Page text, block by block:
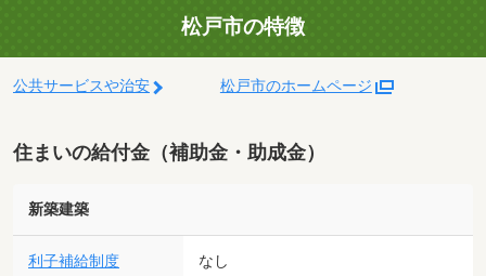
松戸市の特徴
公共サービスや治安 松戸市のホームページ
住まいの給付金（補助金・助成金）
新築建築
利子補給制度 なし